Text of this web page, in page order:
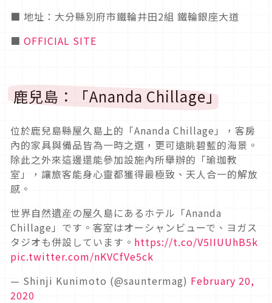
■ 地址：大分縣別府市鐵輪井田2組 鐵輪銀座大道
■ OFFICIAL SITE
鹿兒島：「Ananda Chillage」
位於鹿兒島縣屋久島上的「Ananda Chillage」，客房
內的家具與備品皆為一時之選，更可遠眺碧藍的海景。
除此之外來這邊還能參加設施內所舉辦的「瑜珈教
室」，讓旅客能身心靈都獲得最極致、天人合一的解放
感。
世界自然遺産の屋久島にあるホテル「Ananda
Chillage」です。客室はオーシャンビューで、ヨガス
タジオも併設しています。 https://t.co/V5IIUUhB5k
pic.twitter.com/nKVCfVe5ck
— Shinji Kunimoto (@sauntermag) February 20,
2020